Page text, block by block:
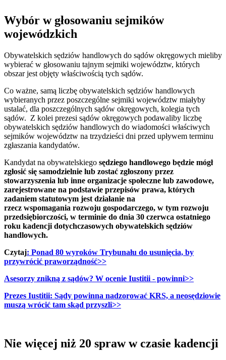
Wybór w głosowaniu sejmików
wojewódzkich
Obywatelskich sędziów handlowych do sądów okręgowych mieliby
wybierać w głosowaniu tajnym sejmiki województw, których
obszar jest objęty właściwością tych sądów.
Co ważne, samą liczbę obywatelskich sędziów handlowych
wybieranych przez poszczególne sejmiki województw miałyby
ustalać, dla poszczególnych sądów okręgowych, kolegia tych
sądów. Z kolei prezesi sądów okręgowych podawaliby liczbę
obywatelskich sędziów handlowych do wiadomości właściwych
sejmików województw na trzydzieści dni przed upływem terminu
zgłaszania kandydatów.
Kandydat na obywatelskiego sędziego handlowego będzie mógł
zgłosić się samodzielnie lub zostać zgłoszony przez
stowarzyszenia lub inne organizacje społeczne lub zawodowe,
zarejestrowane na podstawie przepisów prawa, których
zadaniem statutowym jest działanie na
rzecz wspomagania rozwoju gospodarczego, w tym rozwoju
przedsiębiorczości, w terminie do dnia 30 czerwca ostatniego
roku kadencji dotychczasowych obywatelskich sędziów
handlowych.
Czytaj: Ponad 80 wyroków Trybunału do usunięcia, by
przywrócić praworządność>>
Asesorzy znikną z sądów? W ocenie Iustitii - powinni>>
Prezes Iustitii: Sądy powinna nadzorować KRS, a neosędziowie
muszą wrócić tam skąd przyszli>>
Nie więcej niż 20 spraw w czasie kadencji